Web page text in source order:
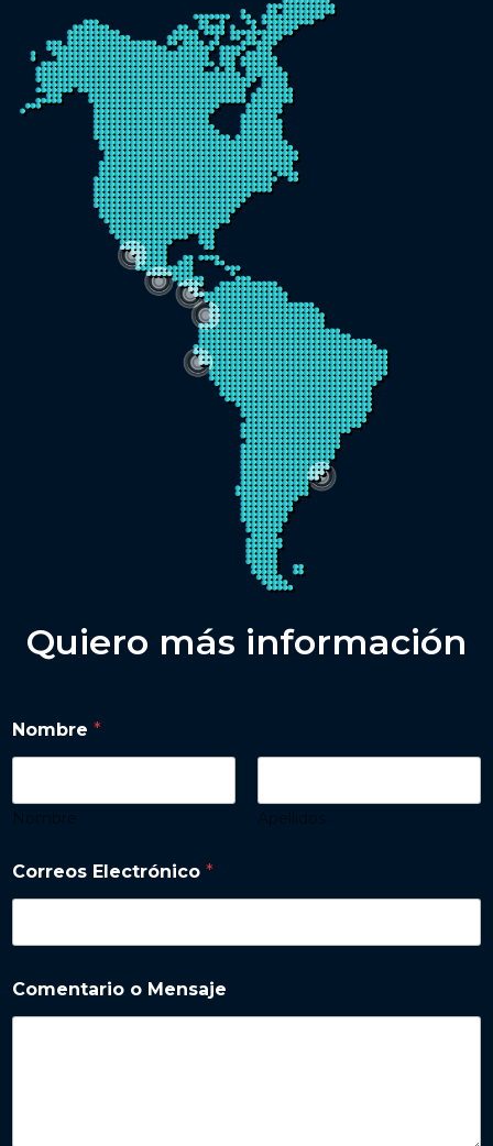
Quiero más información
Nombre *
Correos Electrónico *
Comentario o Mensaje